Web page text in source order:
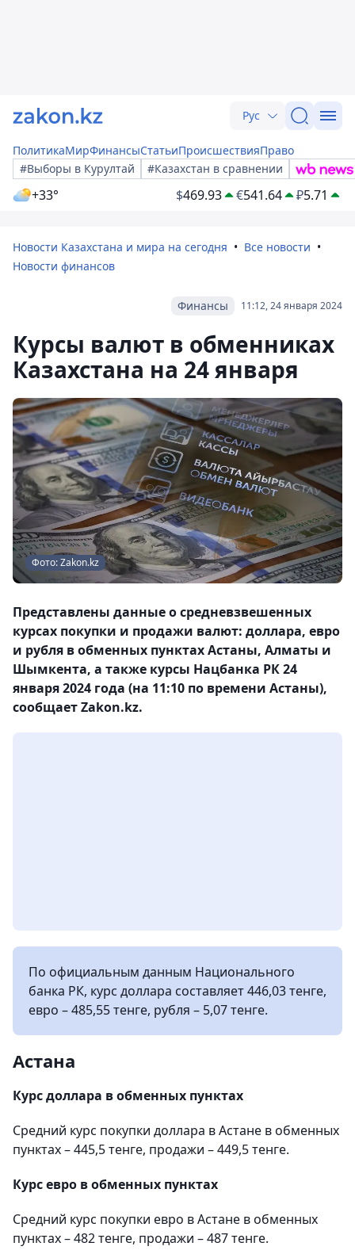
Рус
ПолитикаМирФинансыСтатьиПроисшествияПраво
#Выборы в Курултай
#Казахстан в сравнении
+33° $469.93 €541.64 ₽5.71
Новости Казахстана и мира на сегодня
Все новости
Новости финансов
11:12, 24 января 2024
Финансы
Курсы валют в обменниках
Казахстана на 24 января
Фото: Zakon.kz
Представлены данные о средневзвешенных
курсах покупки и продажи валют: доллара, евро
и рубля в обменных пунктах Астаны, Алматы и
Шымкента, а также курсы Нацбанка РК 24
января 2024 года (на 11:10 по времени Астаны),
сообщает Zakon.kz.
По официальным данным Национального
банка РК, курс доллара составляет 446,03 тенге,
евро – 485,55 тенге, рубля – 5,07 тенге.
Астана
Курс доллара в обменных пунктах
Средний курс покупки доллара в Астане в обменных
пунктах – 445,5 тенге, продажи – 449,5 тенге.
Курс евро в обменных пунктах
Средний курс покупки евро в Астане в обменных
пунктах – 482 тенге, продажи – 487 тенге.